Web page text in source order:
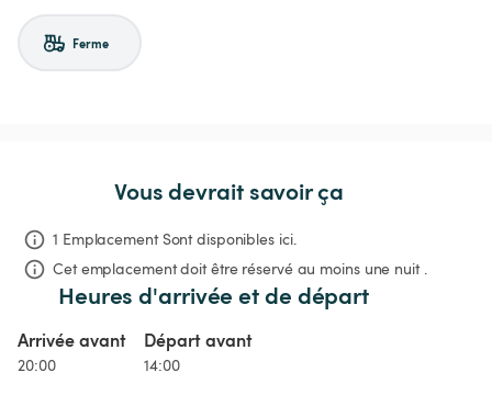
Ferme
Vous devrait savoir ça
1 Emplacement Sont disponibles ici.
Cet emplacement doit être réservé au moins une nuit .
Heures d'arrivée et de départ
Arrivée avant
20:00
Départ avant
14:00